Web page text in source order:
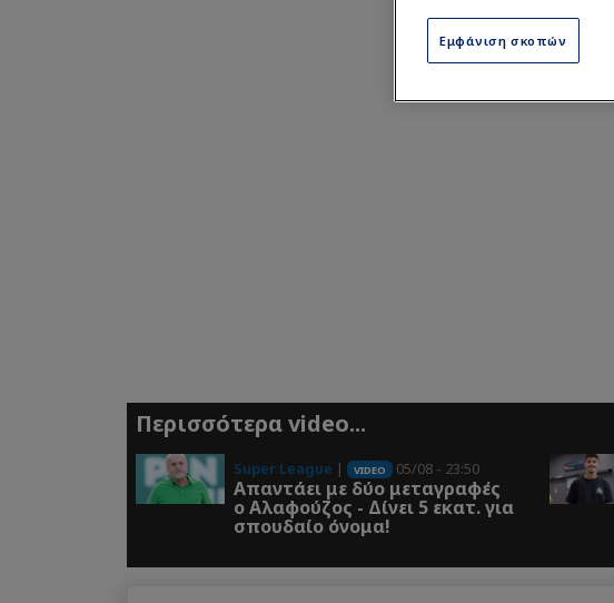
Περισσότερα video...
Super League | VIDEO 05/08 - 23:50
Απαντάει με δύο μεταγραφές
ο Αλαφούζος - Δίνει 5 εκατ. για
σπουδαίο όνομα!
Εμφάνιση σκοπών